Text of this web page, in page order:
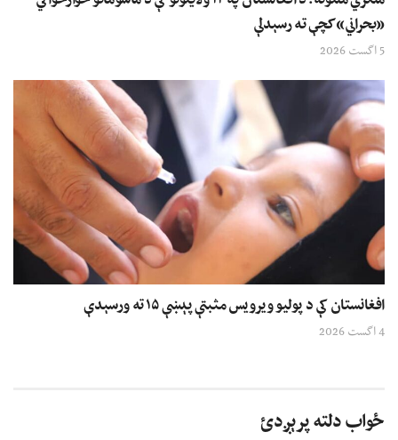
«بحراني» کچې ته رسېدلې
5 اگست 2026
افغانستان کې د پولیو ویرویس مثبتې پېښې ۱۵ ته ورسېدې
4 اگست 2026
ځواب دلته پرېږدئ